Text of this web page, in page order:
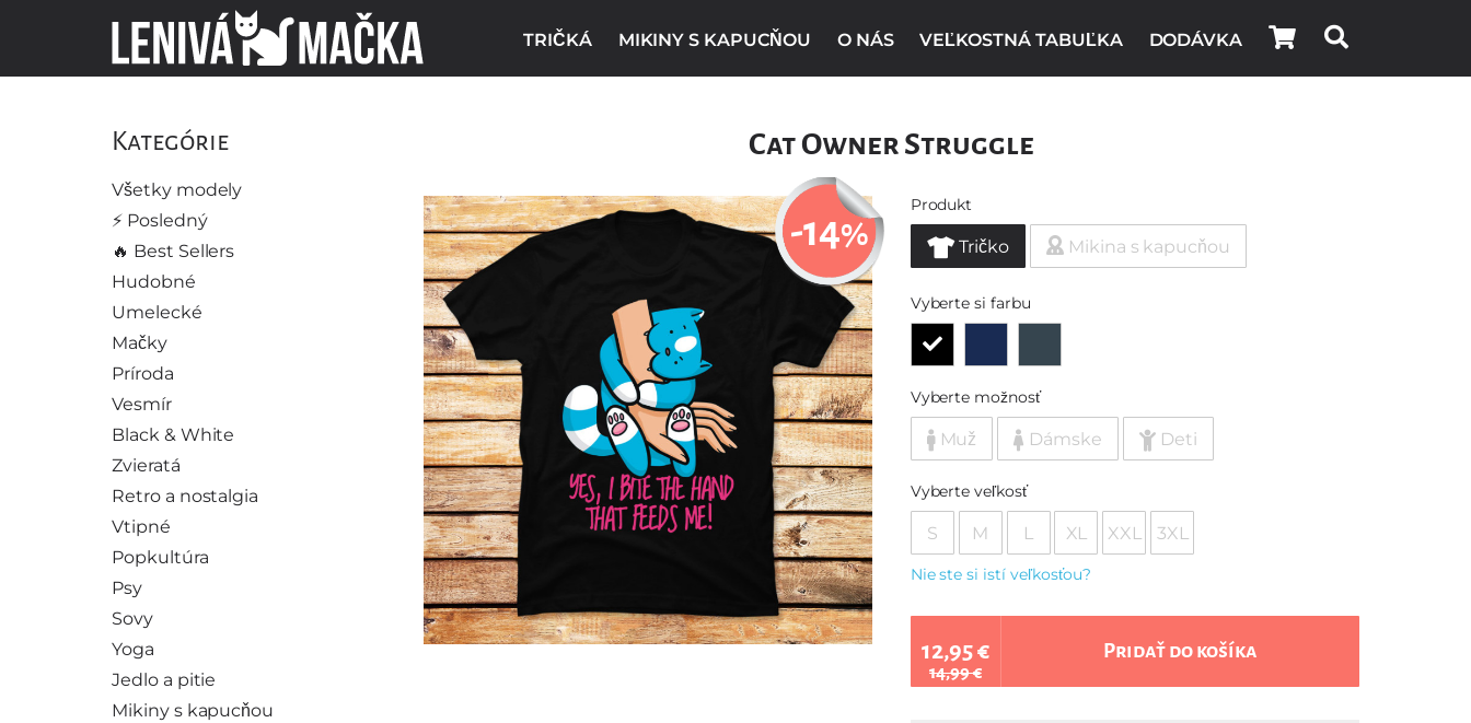
TRIČKÁ MIKINY S KAPUCŇOU O NÁS VEĽKOSTNÁ TABUĽKA DODÁVKA
Kategórie
Všetky modely
⚡️ Posledný
🔥 Best Sellers
Hudobné
Umelecké
Mačky
Príroda
Vesmír
Black & White
Zvieratá
Retro a nostalgia
Vtipné
Popkultúra
Psy
Sovy
Yoga
Jedlo a pitie
Mikiny s kapucňou
Cat Owner Struggle
-14%
Produkt
Tričko Mikina s kapucňou
Vyberte si farbu
Vyberte možnosť
Muž Dámske Deti
Vyberte veľkosť
S M L XL XXL 3XL
Nie ste si istí veľkosťou?
12,95 €
14,99 €
Pridať do košíka